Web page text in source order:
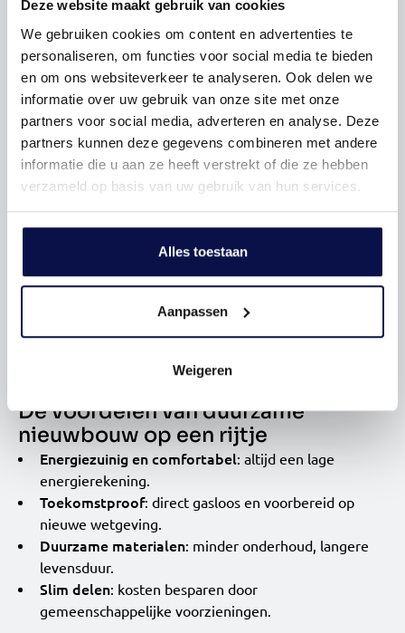
Deze website maakt gebruik van cookies
We gebruiken cookies om content en advertenties te
personaliseren, om functies voor social media te bieden
en om ons websiteverkeer te analyseren. Ook delen we
informatie over uw gebruik van onze site met onze
partners voor social media, adverteren en analyse. Deze
partners kunnen deze gegevens combineren met andere
informatie die u aan ze heeft verstrekt of die ze hebben
verzameld op basis van uw gebruik van hun services.
Alles toestaan
Aanpassen
Weigeren
Deeleconomie: Slim en voordelig
samenwonen
Duurzaam wonen gaat verder dan energiezuinig bouwen.
In veel nieuwbouwprojecten wordt ook ingespeeld op de
groeiende deeleconomie. Denk aan gedeelde faciliteiten
zoals:
Deelauto’s en deelfietsen: geen eigen auto nodig,
maar altijd mobiel.
Gemeenschappelijke werkruimtes: handig als je
regelmatig thuiswerkt.
Buurtmoestuinen en gezamenlijke speelplekken:
Dit zorgt niet alleen voor minder materiaalverbruik en
De voordelen van duurzame
nieuwbouw op een rijtje
Energiezuinig en comfortabel: altijd een lage
energierekening.
Toekomstproof: direct gasloos en voorbereid op
nieuwe wetgeving.
Duurzame materialen: minder onderhoud, langere
levensduur.
Slim delen: kosten besparen door
gemeenschappelijke voorzieningen.